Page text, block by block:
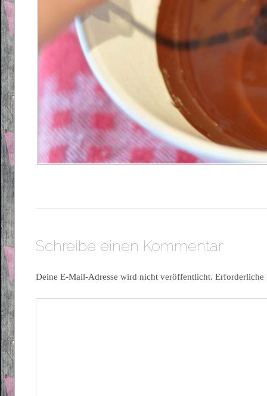
Schreibe einen Kommentar
Deine E-Mail-Adresse wird nicht veröffentlicht.